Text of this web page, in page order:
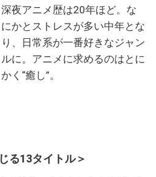
深夜アニメ歴は20年ほど。な
にかとストレスが多い中年とな
り、日常系が一番好きなジャン
ルに。アニメに求めるのはとに
かく“癒し”。
る13タイトル＞